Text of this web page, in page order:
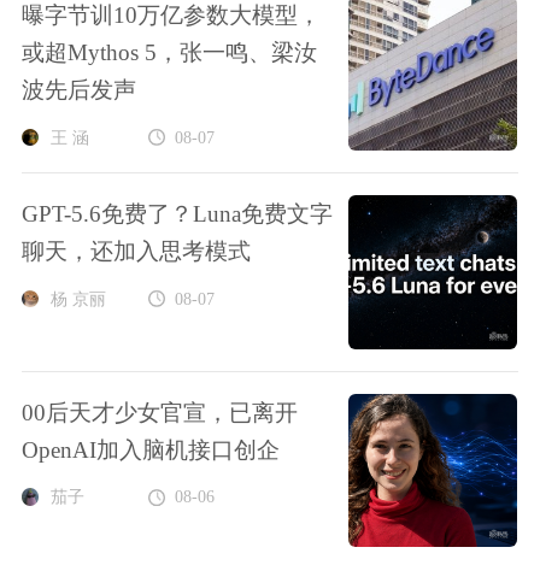
曝字节训10万亿参数大模型，
或超Mythos 5，张一鸣、梁汝
波先后发声
王 涵 08-07
GPT-5.6免费了？Luna免费文字
聊天，还加入思考模式
杨 京丽 08-07
00后天才少女官宣，已离开
OpenAI加入脑机接口创企
茄子 08-06